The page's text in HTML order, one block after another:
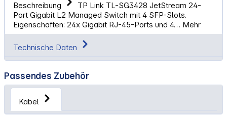
Beschreibung
TP Link TL-SG3428 JetStream 24-
Port Gigabit L2 Managed Switch mit 4 SFP-Slots.
Eigenschaften: 24x Gigabit RJ-45-Ports und 4… Mehr
Technische Daten
Passendes Zubehör
Kabel